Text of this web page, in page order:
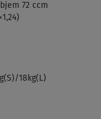
72 ccm
18kg(L)